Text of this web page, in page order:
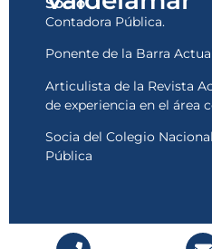
Contadora Pública.
Ponente de la Barra
Articulista de la Revista
de experiencia en el área
Socia del Colegio
Pública